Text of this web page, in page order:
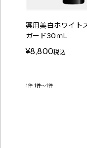
薬用美白ホワイト
ガード30ｍL
¥8,800税込
1件 1件～1件